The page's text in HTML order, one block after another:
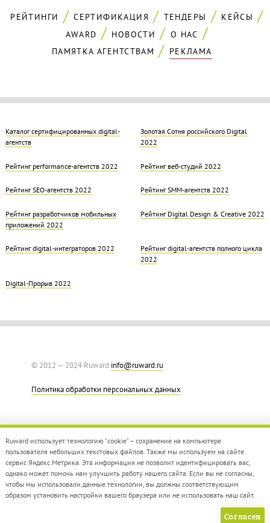
РЕЙТИНГИ СЕРТИФИКАЦИЯ ТЕНДЕРЫ
КЕЙСЫ
AWARD
НОВОСТИ
О НАС
ПАМЯТКА АГЕНТСТВАМ
РЕКЛАМА
Каталог сертифицированных digital-
агентств
Золотая Cотня российского Digital
2022
Рейтинг performance-агентств 2022 Рейтинг веб-студий 2022
Рейтинг SEO-агентств 2022 Рейтинг SMM-агентств 2022
Рейтинг разработчиков мобильных
приложений 2022
Рейтинг Digital Design & Creative 2022
Рейтинг digital-интеграторов 2022
Рейтинг digital-агентств полного цикла
2022
Digital-Прорыв 2022
© 2012 — 2024 Ruward info@ruward.ru
Политика обработки персональных данных
Дизайн –Red Collar
Создание сайта –Integrate
Ruward использует технологию "cookie" – сохранение на компьютере
пользователя небольших текстовых файлов. Также мы используем на сайте
сервис Яндекс.Метрика. Эта информация не позволит идентифицировать вас,
однако может помочь нам улучшить работу нашего сайта. Если вы не согласны,
чтобы мы использовали данные технологии, вы должны соответствующим
образом установить настройки вашего браузера или не использовать наш сайт.
Согласен